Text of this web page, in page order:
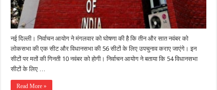
नई दिल्ली। निर्वाचन आयोग ने मंगलवार को घोषणा की है कि तीन और सात नवंबर को
लोकसभा की एक सीट और विधानसभा की 56 सीटों के लिए उपचुनाव कराए जाएंगे। इन
सीटों पर मतों की गिनती 10 नवंबर को होगी। निर्वाचन आयोग ने बताया कि 54 विधानसभा
सीटों के लिए …
Read More »